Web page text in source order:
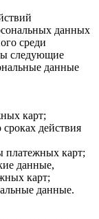
данных
среди
следующие
данные
карт;
действия
платежных карт;
данные,
карт;
данные.